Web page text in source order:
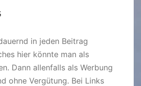
in jeden Beitrag
hier könnte man als
Dann allenfalls als Werbung
ohne Vergütung. Bei Links